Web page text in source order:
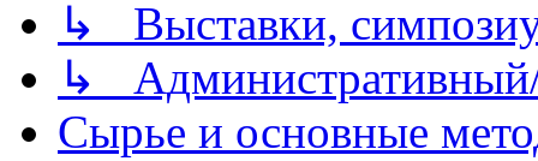
↳ Выставки,
↳
Сырье и основные